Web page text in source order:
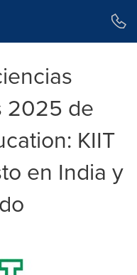
2025 de
KIIT
en India y